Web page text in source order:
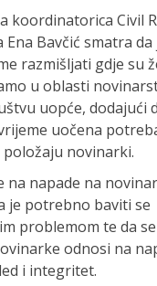
koordinatorica Civil
Ena Bavčić smatra da
razmišljati gdje su
u oblasti
uopće, dodajući
uočena
novinarki.
na napade na
je potrebno baviti se
problemom te da
odnosi na
i integritet.